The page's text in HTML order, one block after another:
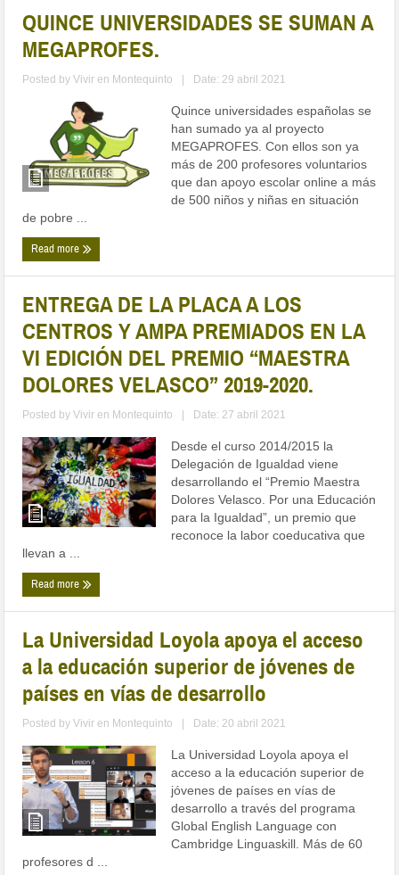
QUINCE UNIVERSIDADES SE SUMAN A
MEGAPROFES.
Posted byVivir en Montequinto Date: 29 abril 2021
Quince universidades españolas se
han sumado ya al proyecto
MEGAPROFES. Con ellos son ya
más de 200 profesores voluntarios
que dan apoyo escolar online a más
de 500 niños y niñas en situación
de pobre ...
Read more
ENTREGA DE LA PLACA A LOS
CENTROS Y AMPA PREMIADOS EN LA
VI EDICIÓN DEL PREMIO “MAESTRA
DOLORES VELASCO” 2019-2020.
Posted byVivir en Montequinto Date: 27 abril 2021
Desde el curso 2014/2015 la
Delegación de Igualdad viene
desarrollando el “Premio Maestra
Dolores Velasco. Por una Educación
para la Igualdad”, un premio que
reconoce la labor coeducativa que
llevan a ...
Read more
La Universidad Loyola apoya el acceso
a la educación superior de jóvenes de
países en vías de desarrollo
Posted byVivir en Montequinto Date: 20 abril 2021
La Universidad Loyola apoya el
acceso a la educación superior de
jóvenes de países en vías de
desarrollo a través del programa
Global English Language con
Cambridge Linguaskill. Más de 60
profesores d ...